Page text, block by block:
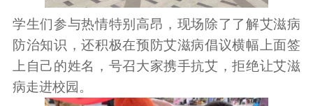
学生们参与热情特别高昂，现场除了了解艾滋病
防治知识，还积极在预防艾滋病倡议横幅上面签
上自己的姓名，号召大家携手抗艾，拒绝让艾滋
病走进校园。